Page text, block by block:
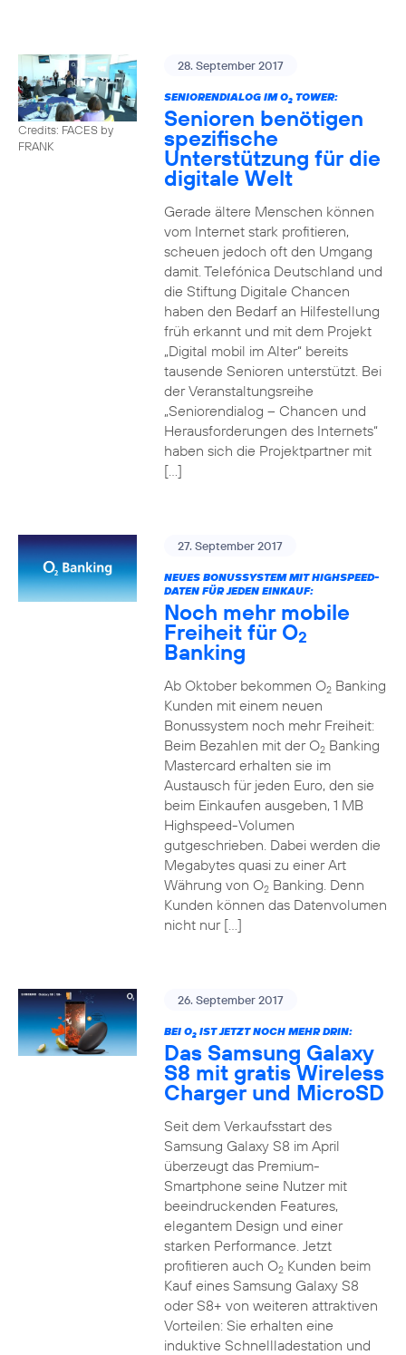
Credits: FACES by
FRANK
28. September 2017
SENIORENDIALOG IM O2TOWER:
Senioren benötigen
spezifische
Unterstützung für die
digitale Welt
Gerade ältere Menschen können
vom Internet stark profitieren,
scheuen jedoch oft den Umgang
damit. Telefónica Deutschland und
die Stiftung Digitale Chancen
haben den Bedarf an Hilfestellung
früh erkannt und mit dem Projekt
„Digital mobil im Alter“ bereits
tausende Senioren unterstützt. Bei
der Veranstaltungsreihe
„Seniorendialog – Chancen und
Herausforderungen des Internets“
haben sich die Projektpartner mit
[…]
27. September 2017
NEUES BONUSSYSTEM MIT HIGHSPEED-
DATEN FÜR JEDEN EINKAUF:
Noch mehr mobile
Freiheit für O2
Banking
Ab Oktober bekommen O2Banking
Kunden mit einem neuen
Bonussystem noch mehr Freiheit:
Beim Bezahlen mit der O2Banking
Mastercard erhalten sie im
Austausch für jeden Euro, den sie
beim Einkaufen ausgeben, 1 MB
Highspeed-Volumen
gutgeschrieben. Dabei werden die
Megabytes quasi zu einer Art
Währung von O2Banking. Denn
Kunden können das Datenvolumen
nicht nur […]
26. September 2017
BEI O2IST JETZT NOCH MEHR DRIN:
Das Samsung Galaxy
S8 mit gratis Wireless
Charger und MicroSD
Seit dem Verkaufsstart des
Samsung Galaxy S8 im April
überzeugt das Premium-
Smartphone seine Nutzer mit
beeindruckenden Features,
elegantem Design und einer
starken Performance. Jetzt
profitieren auch O2Kunden beim
Kauf eines Samsung Galaxy S8
oder S8+ von weiteren attraktiven
Vorteilen: Sie erhalten eine
induktive Schnellladestation und